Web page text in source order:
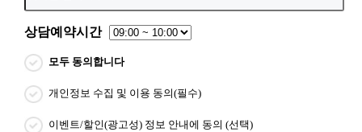
상담예약시간
모두 동의합니다
개인정보 수집 및 이용 동의(필수)
이벤트/할인(광고성) 정보 안내에 동의 (선택)